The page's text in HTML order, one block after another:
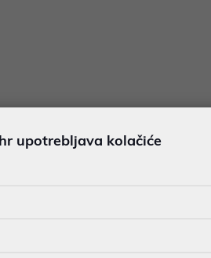
jaz između pametnih telefona i
tableti su samostalna,
upotrebljava kolačiće